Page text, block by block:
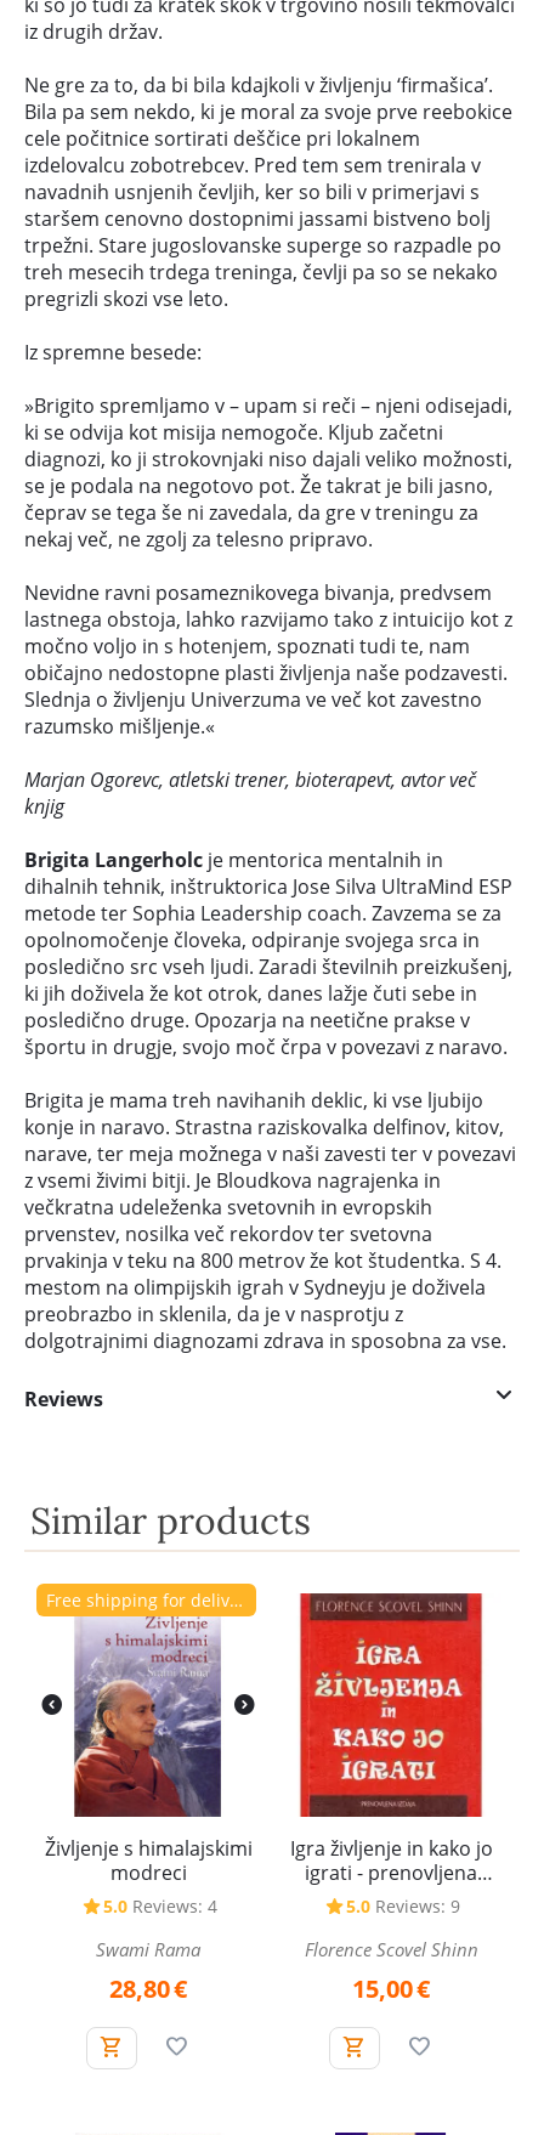
iz drugih držav.
Ne gre za to, da bi bila kdajkoli v življenju ‘firmašica’.
Bila pa sem nekdo, ki je moral za svoje prve reebokice
cele počitnice sortirati deščice pri lokalnem
izdelovalcu zobotrebcev. Pred tem sem trenirala v
navadnih usnjenih čevljih, ker so bili v primerjavi s
staršem cenovno dostopnimi jassami bistveno bolj
trpežni. Stare jugoslovanske superge so razpadle po
treh mesecih trdega treninga, čevlji pa so se nekako
pregrizli skozi vse leto.
Iz spremne besede:
»Brigito spremljamo v – upam si reči – njeni odisejadi,
ki se odvija kot misija nemogoče. Kljub začetni
diagnozi, ko ji strokovnjaki niso dajali veliko možnosti,
se je podala na negotovo pot. Že takrat je bili jasno,
čeprav se tega še ni zavedala, da gre v treningu za
nekaj več, ne zgolj za telesno pripravo.
Nevidne ravni posameznikovega bivanja, predvsem
lastnega obstoja, lahko razvijamo tako z intuicijo kot z
močno voljo in s hotenjem, spoznati tudi te, nam
običajno nedostopne plasti življenja naše podzavesti.
Slednja o življenju Univerzuma ve več kot zavestno
razumsko mišljenje.«
Marjan Ogorevc, atletski trener, bioterapevt, avtor več
knjig
Brigita Langerholc je mentorica mentalnih in
dihalnih tehnik, inštruktorica Jose Silva UltraMind ESP
metode ter Sophia Leadership coach. Zavzema se za
opolnomočenje človeka, odpiranje svojega srca in
posledično src vseh ljudi. Zaradi številnih preizkušenj,
ki jih doživela že kot otrok, danes lažje čuti sebe in
posledično druge. Opozarja na neetične prakse v
športu in drugje, svojo moč črpa v povezavi z naravo.
Brigita je mama treh navihanih deklic, ki vse ljubijo
konje in naravo. Strastna raziskovalka delfinov, kitov,
narave, ter meja možnega v naši zavesti ter v povezavi
z vsemi živimi bitji. Je Bloudkova nagrajenka in
večkratna udeleženka svetovnih in evropskih
prvenstev, nosilka več rekordov ter svetovna
prvakinja v teku na 800 metrov že kot študentka. S 4.
mestom na olimpijskih igrah v Sydneyju je doživela
preobrazbo in sklenila, da je v nasprotju z
dolgotrajnimi diagnozami zdrava in sposobna za vse.
Reviews
Similar products
Free shipping for delivery to Slovenia.
Življenje s himalajskimi
modreci
5.0 Reviews: 4
Swami Rama
28,80€
Igra življenje in kako jo
igrati - prenovljena
izdaja
5.0 Reviews: 9
Florence Scovel Shinn
15,00€